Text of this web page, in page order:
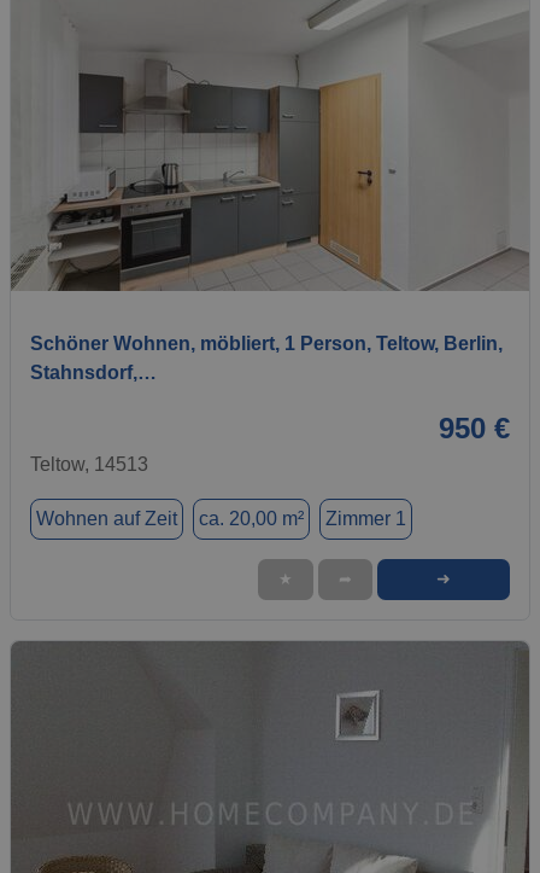
1 / 18
Schöner Wohnen, möbliert, 1 Person, Teltow, Berlin,
Stahnsdorf,…
950 €
Teltow, 14513
Wohnen auf Zeit ca. 20,00 m² Zimmer 1
★ ➦ ➜